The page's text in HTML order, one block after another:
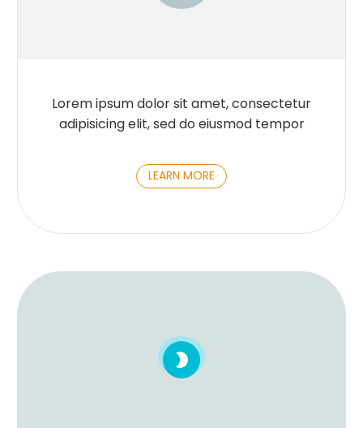
Lorem ipsum dolor sit amet, consectetur
adipisicing elit, sed do eiusmod tempor
LEARN MORE

